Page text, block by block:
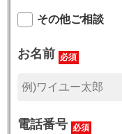
その他ご相談
お名前 必須
電話番号 必須